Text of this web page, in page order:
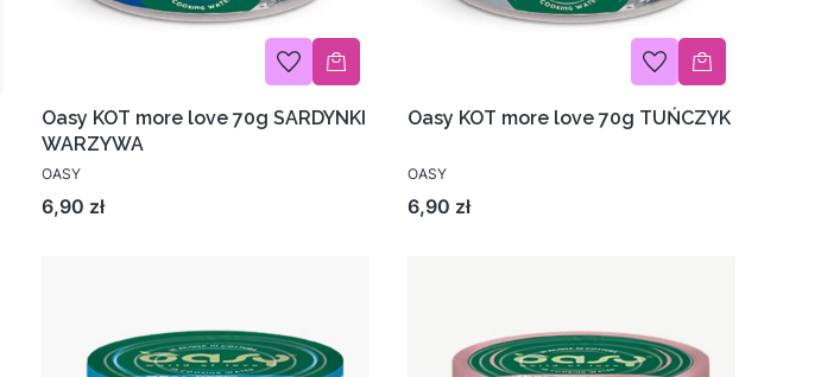
Oasy KOT more love 70g SARDYNKI
WARZYWA
OASY
Cena
6,90 zł
Oasy KOT more love 70g TUŃCZYK
OASY
Cena
6,90 zł